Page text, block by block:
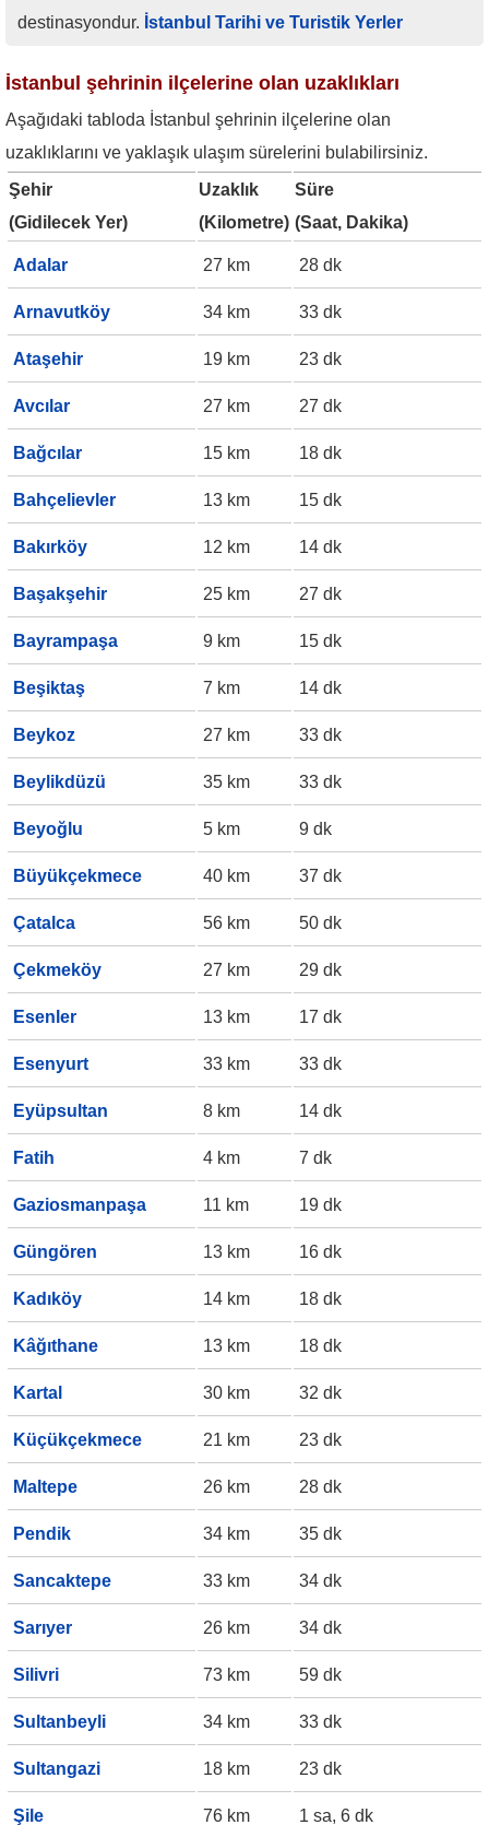
destinasyondur. İstanbul Tarihi ve Turistik Yerler
İstanbul şehrinin ilçelerine olan uzaklıkları
Aşağıdaki tabloda İstanbul şehrinin ilçelerine olan
uzaklıklarını ve yaklaşık ulaşım sürelerini bulabilirsiniz.
Şehir
(Gidilecek Yer)
Uzaklık
(Kilometre)
Süre
(Saat, Dakika)
Adalar 27 km 28 dk
Arnavutköy 34 km 33 dk
Ataşehir 19 km 23 dk
Avcılar 27 km 27 dk
Bağcılar 15 km 18 dk
Bahçelievler 13 km 15 dk
Bakırköy 12 km 14 dk
Başakşehir 25 km 27 dk
Bayrampaşa 9 km 15 dk
Beşiktaş 7 km 14 dk
Beykoz 27 km 33 dk
Beylikdüzü 35 km 33 dk
Beyoğlu 5 km 9 dk
Büyükçekmece 40 km 37 dk
Çatalca 56 km 50 dk
Çekmeköy 27 km 29 dk
Esenler 13 km 17 dk
Esenyurt 33 km 33 dk
Eyüpsultan 8 km 14 dk
Fatih 4 km 7 dk
Gaziosmanpaşa 11 km 19 dk
Güngören 13 km 16 dk
Kadıköy 14 km 18 dk
Kâğıthane 13 km 18 dk
Kartal 30 km 32 dk
Küçükçekmece 21 km 23 dk
Maltepe 26 km 28 dk
Pendik 34 km 35 dk
Sancaktepe 33 km 34 dk
Sarıyer 26 km 34 dk
Silivri 73 km 59 dk
Sultanbeyli 34 km 33 dk
Sultangazi 18 km 23 dk
Şile 76 km 1 sa, 6 dk